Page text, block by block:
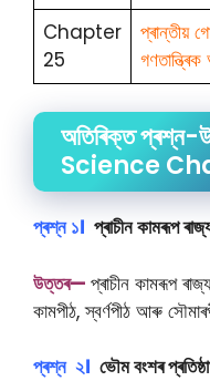
Chapter
25
প্ৰান্তীয়
গণতান্ত্ৰিক
অতিৰিক্ত
Science
প্ৰশ্ন ১। প্ৰাচীন কামৰূপ
উত্তৰ— প্ৰাচীন কামৰূপ
কামপীঠ, স্বৰ্ণপীঠ আৰু
প্ৰশ্ন ২। ভৌম বংশৰ